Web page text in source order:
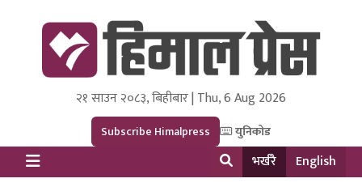
Himal Press
Dot NewsyNepal Media and Research Pvt Ltd.
२१ साउन २०८३, बिहीबार | Thu, 6 Aug 2026
Subscribe Himalpress युनिकोड
भर्खरै English